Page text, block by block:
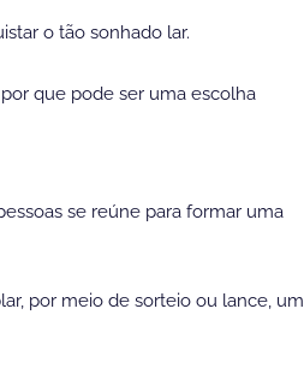
o tão sonhado lar.
que pode ser uma escolha
se reúne para formar uma
por meio de sorteio ou lance, um